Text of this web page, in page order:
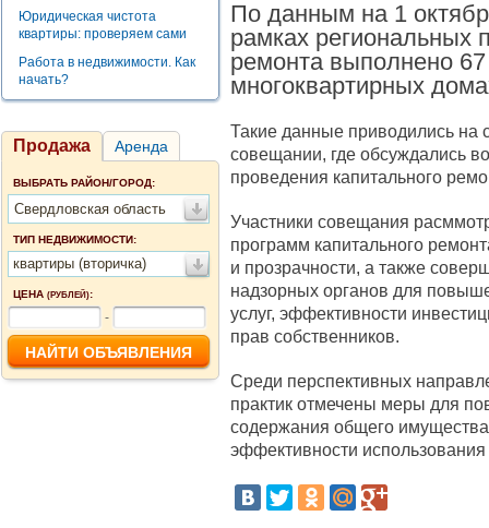
Юридическая чистота
квартиры: проверяем сами
Работа в недвижимости. Как
начать?
Продажа Аренда
ВЫБРАТЬ РАЙОН/ГОРОД:
Свердловская область
ТИП НЕДВИЖИМОСТИ:
квартиры (вторичка)
ЦЕНА (РУБЛЕЙ):
-
По данным на 1
рамках региональных
ремонта выполнено
многоквартирных
Такие данные приводились на
совещании, где обсуждались
проведения капитального
Участники совещания
программ капитального
и прозрачности, а также
надзорных органов для
услуг, эффективности
прав собственников.
Среди перспективных
практик отмечены меры для
содержания общего
эффективности